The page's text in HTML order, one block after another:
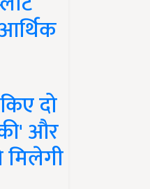
दो
और
मिलेगी